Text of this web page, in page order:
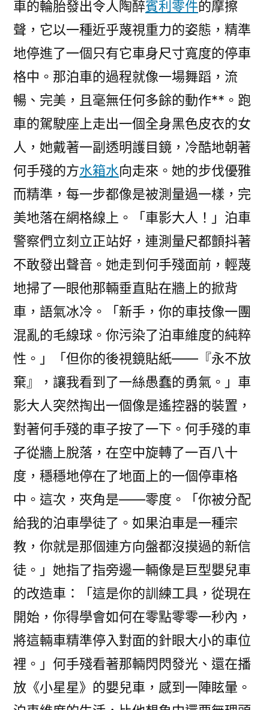
車的輪胎發出令人陶醉賓利零件的摩擦
聲，它以一種近乎蔑視重力的姿態，精準
地停進了一個只有它車身尺寸寬度的停車
格中。那泊車的過程就像一場舞蹈，流
暢、完美，且毫無任何多餘的動作**。跑
車的駕駛座上走出一個全身黑色皮衣的女
人，她戴著一副透明護目鏡，冷酷地朝著
何手殘的方水箱水向走來。她的步伐優雅
而精準，每一步都像是被測量過一樣，完
美地落在網格線上。「車影大人！」泊車
警察們立刻立正站好，連測量尺都顫抖著
不敢發出聲音。她走到何手殘面前，輕蔑
地掃了一眼他那輛垂直貼在牆上的掀背
車，語氣冰冷。「新手，你的車技像一團
混亂的毛線球。你污染了泊車維度的純粹
性。」「但你的後視鏡貼紙——『永不放
棄』，讓我看到了一絲愚蠢的勇氣。」車
影大人突然掏出一個像是遙控器的裝置，
對著何手殘的車子按了一下。何手殘的車
子從牆上脫落，在空中旋轉了一百八十
度，穩穩地停在了地面上的一個停車格
中。這次，夾角是——零度。「你被分配
給我的泊車學徒了。如果泊車是一種宗
教，你就是那個連方向盤都沒摸過的新信
徒。」她指了指旁邊一輛像是巨型嬰兒車
的改造車：「這是你的訓練工具，從現在
開始，你得學會如何在零點零零一秒內，
將這輛車精準停入對面的針眼大小的車位
裡。」何手殘看著那輛閃閃發光、還在播
放《小星星》的嬰兒車，感到一陣眩暈。